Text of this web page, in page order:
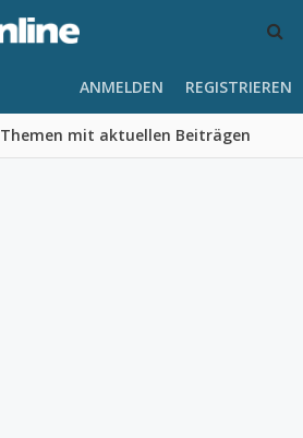
Themen mit aktuellen Beiträgen
ANMELDEN REGISTRIEREN